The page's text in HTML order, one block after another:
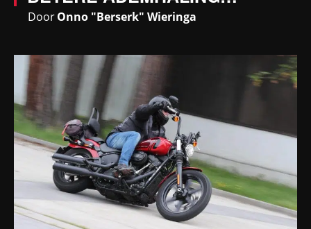
DoorOnno "Berserk" Wieringa